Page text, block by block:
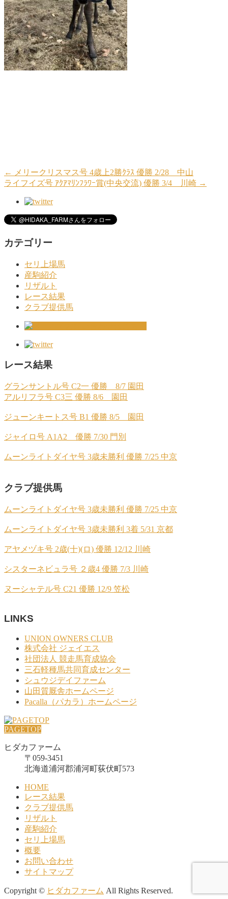
←
メリークリスマス号 4歳上2勝ｸﾗｽ 優勝 2/28 中山
ライフイズ号 ｱｸｱﾏﾘﾝﾌﾗﾜｰ賞(中央交流) 優勝 3/4 川崎 →
カテゴリー
セリ上場馬
産駒紹介
リザルト
レース結果
クラブ提供馬
レース結果
グランサントル号 C2一 優勝 8/7 園田
アルリフラ号 C3三 優勝 8/6 園田
ジューンキートス号 B1 優勝 8/5 園田
ジャイロ号 A1A2 優勝 7/30 門別
ムーンライトダイヤ号 3歳未勝利 優勝 7/25 中京
クラブ提供馬
ムーンライトダイヤ号 3歳未勝利 優勝 7/25 中京
ムーンライトダイヤ号 3歳未勝利 3着 5/31 京都
アヤメヅキ号 2歳(十)(ロ) 優勝 12/12 川崎
シスターネビュラ号 ２歳4 優勝 7/3 川崎
ヌーシャテル号 C21 優勝 12/9 笠松
LINKS
UNION OWNERS CLUB
株式会社 ジェイエス
社団法人 競走馬育成協会
三石軽種馬共同育成センター
シュウジデイファーム
山田質厩舎ホームページ
Pacalla（パカラ）ホームページ
PAGETOP
ヒダカファーム
〒059-3451
北海道浦河郡浦河町荻伏町573
HOME
レース結果
クラブ提供馬
リザルト
産駒紹介
セリ上場馬
概要
お問い合わせ
サイトマップ
Copyright © ヒダカファーム All Rights Reserved.